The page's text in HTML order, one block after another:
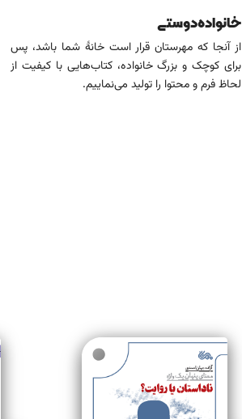
خانواده‌دوستی
از آنجا که مهرستان قرار است خانۀ شما باشد، پس
برای کوچک و بزرگ خانواده، کتاب‌هایی با کیفیت از
لحاظ فرم و محتوا را تولید می‌نماییم.